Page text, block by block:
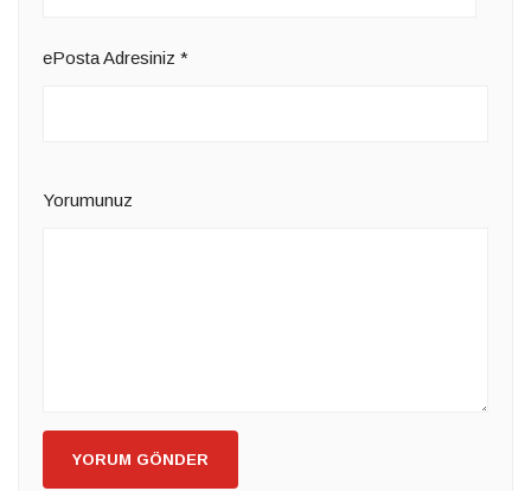
ePosta Adresiniz *
Yorumunuz
YORUM GÖNDER